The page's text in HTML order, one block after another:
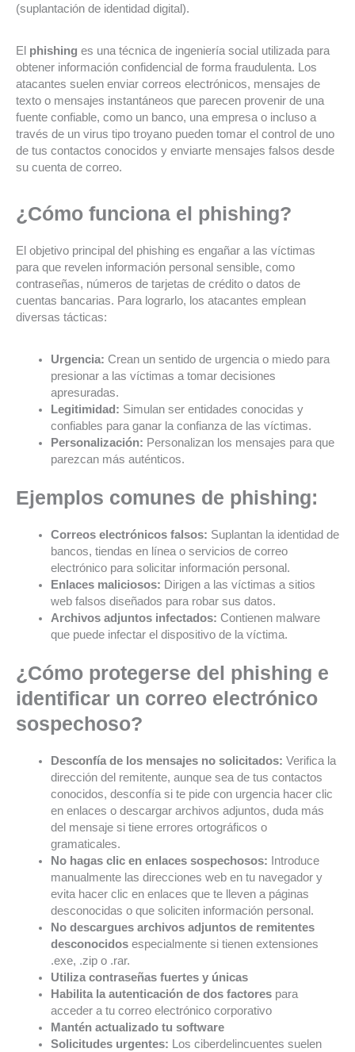
(suplantación de identidad digital).
El phishing es una técnica de ingeniería social utilizada para
obtener información confidencial de forma fraudulenta. Los
atacantes suelen enviar correos electrónicos, mensajes de
texto o mensajes instantáneos que parecen provenir de una
fuente confiable, como un banco, una empresa o incluso a
través de un virus tipo troyano pueden tomar el control de uno
de tus contactos conocidos y enviarte mensajes falsos desde
su cuenta de correo.
¿Cómo funciona el phishing?
El objetivo principal del phishing es engañar a las víctimas
para que revelen información personal sensible, como
contraseñas, números de tarjetas de crédito o datos de
cuentas bancarias. Para lograrlo, los atacantes emplean
diversas tácticas:
Urgencia: Crean un sentido de urgencia o miedo para
presionar a las víctimas a tomar decisiones
apresuradas.
Legitimidad: Simulan ser entidades conocidas y
confiables para ganar la confianza de las víctimas.
Personalización: Personalizan los mensajes para que
parezcan más auténticos.
Ejemplos comunes de phishing:
Correos electrónicos falsos: Suplantan la identidad de
bancos, tiendas en línea o servicios de correo
electrónico para solicitar información personal.
Enlaces maliciosos: Dirigen a las víctimas a sitios
web falsos diseñados para robar sus datos.
Archivos adjuntos infectados: Contienen malware
que puede infectar el dispositivo de la víctima.
¿Cómo protegerse del phishing e
identificar un correo electrónico
sospechoso?
Desconfía de los mensajes no solicitados: Verifica la
dirección del remitente, aunque sea de tus contactos
conocidos, desconfía si te pide con urgencia hacer clic
en enlaces o descargar archivos adjuntos, duda más
del mensaje si tiene errores ortográficos o
gramaticales.
No hagas clic en enlaces sospechosos: Introduce
manualmente las direcciones web en tu navegador y
evita hacer clic en enlaces que te lleven a páginas
desconocidas o que soliciten información personal.
No descargues archivos adjuntos de remitentes
desconocidos especialmente si tienen extensiones
.exe, .zip o .rar.
Utiliza contraseñas fuertes y únicas
Habilita la autenticación de dos factorespara
acceder a tu correo electrónico corporativo
Mantén actualizado tu software
Solicitudes urgentes: Los ciberdelincuentes suelen